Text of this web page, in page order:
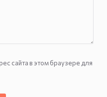
сайта в этом браузере для